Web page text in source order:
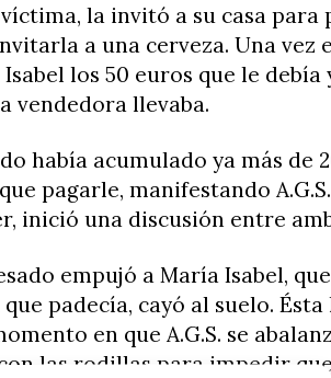
la invitó a su casa para
a una cerveza. Una vez
los 50 euros que le debía
vendedora llevaba.
había acumulado ya más de
pagarle, manifestando
inició una discusión entre
empujó a María Isabel,
padecía, cayó al suelo. Ésta
en que A.G.S. se
las rodillas para impedir